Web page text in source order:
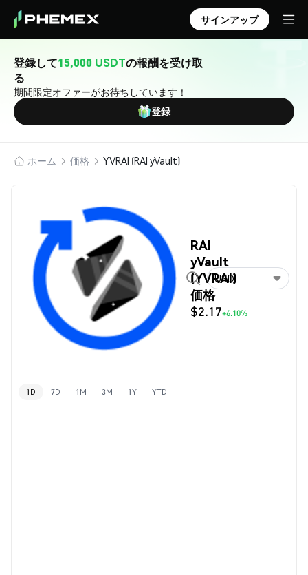
サインアップ
登録して15,000 USDTの報酬を受け取
る
期間限定オファーがお待ちしています！
登録
ホーム 価格 YVRAI (RAI yVault)
RAI
yVault
(YVRAI)
価格
$2.17+6.10%
USD
1D 7D 1M 3M 1Y YTD